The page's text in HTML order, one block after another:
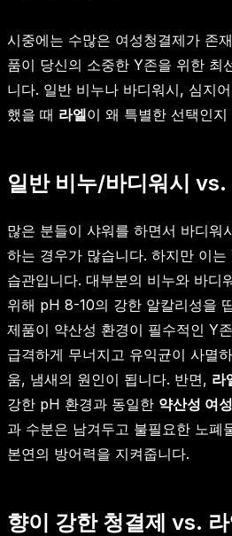
시중에는 수많은 여성청결제가 존
품이 당신의 소중한 Y존을 위한 최
니다. 일반 비누나 바디워시, 심지
했을 때 라엘이 왜 특별한 선택인
일반 비누/바디워시
많은 분들이 샤워를 하면서 바디워
하는 경우가 많습니다. 하지만 이
습관입니다. 대부분의 비누와 바디
위해 pH 8-10의 강한 알칼리성을
제품이 약산성 환경이 필수적인 Y
급격하게 무너지고 유익균이 사멸
움, 냄새의 원인이 됩니다. 반면, 라
강한 pH 환경과 동일한 약산성 여
과 수분은 남겨두고 불필요한 노폐
본연의 방어력을 지켜줍니다.
향이 강한 청결제 vs.